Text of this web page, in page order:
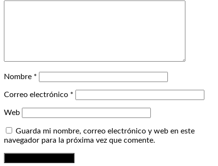
Nombre *
Correo electrónico *
Web
Guarda mi nombre, correo electrónico y web en este
navegador para la próxima vez que comente.